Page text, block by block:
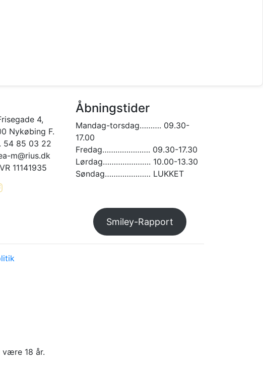
4,
Nykøbing F.
54 85 03 22
m@rius.dk
11141935
Åbningstider
Mandag-torsdag………. 09.30-
17.00
Fredag…………………. 09.30-17.30
Lørdag…………………. 10.00-13.30
Søndag………………… LUKKET
Smiley-Rapport
være 18 år.